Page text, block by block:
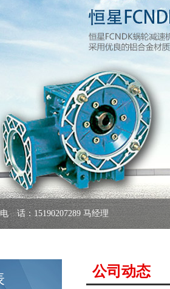
电 话：15190207289 马经理
公司动态